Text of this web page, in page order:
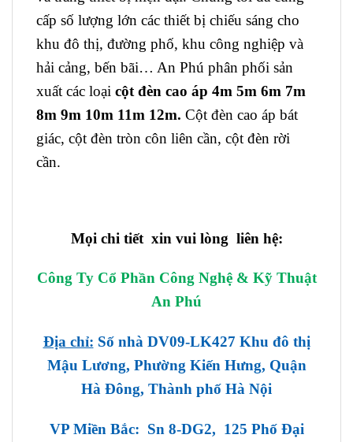
cấp số lượng lớn các thiết bị chiếu sáng cho
khu đô thị, đường phố, khu công nghiệp và
hải cảng, bến bãi… An Phú phân phối sản
xuất các loại cột đèn cao áp 4m 5m 6m 7m
8m 9m 10m 11m 12m. Cột đèn cao áp bát
giác, cột đèn tròn côn liên cần, cột đèn rời
cần.
Mọi chi tiết xin vui lòng liên hệ:
Công Ty Cổ Phần Công Nghệ & Kỹ Thuật
An Phú
Địa chỉ: Số nhà DV09-LK427 Khu đô thị
Mậu Lương, Phường Kiến Hưng, Quận
Hà Đông, Thành phố Hà Nội
VP Miền Bắc: Sn 8-DG2, 125 Phố Đại